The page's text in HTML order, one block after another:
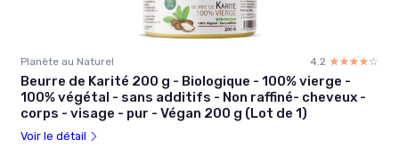
Planète au Naturel 4.2 ☆☆☆☆☆
★★★★★
Beurre de Karité 200 g - Biologique - 100% vierge -
100% végétal - sans additifs - Non raffiné- cheveux -
corps - visage - pur - Végan 200 g (Lot de 1)
Voir le détail